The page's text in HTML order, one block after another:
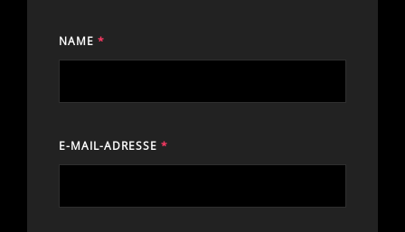
NAME *
E-MAIL-ADRESSE *